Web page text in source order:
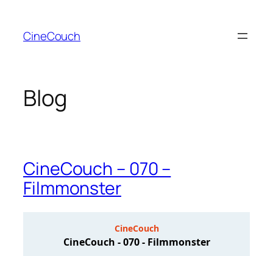
springen
CineCouch
Blog
CineCouch – 070 –
Filmmonster